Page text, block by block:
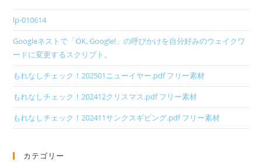
lp-010614
Googleネストで「OK, Google!」の呼びかけを自分好みのウェイクワ
ードに変更するスクリプト。
もれなしチェック！202501ニューイヤー.pdf フリー素材
もれなしチェック！202412クリスマス.pdf フリー素材
もれなしチェック！202411サンクスギビング.pdf フリー素材
カテゴリー